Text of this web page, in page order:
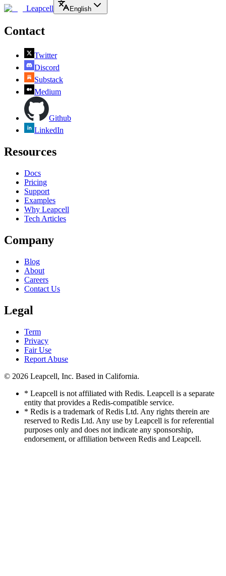
Leapcell English
Contact
Twitter
Discord
Substack
Medium
Github
LinkedIn
Resources
Docs
Pricing
Support
Examples
Why Leapcell
Tech Articles
Company
Blog
About
Careers
Contact Us
Legal
Term
Privacy
Fair Use
Report Abuse
© 2026 Leapcell, Inc. Based in California.
* Leapcell is not affiliated with Redis. Leapcell is a separate
entity that provides a Redis-compatible service.
* Redis is a trademark of Redis Ltd. Any rights therein are
reserved to Redis Ltd. Any use by Leapcell is for referential
purposes only and does not indicate any sponsorship,
endorsement, or affiliation between Redis and Leapcell.